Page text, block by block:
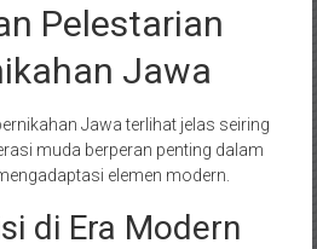
Pelestarian
Jawa
Jawa terlihat jelas seiring
muda berperan penting dalam
elemen modern.
di Era Modern